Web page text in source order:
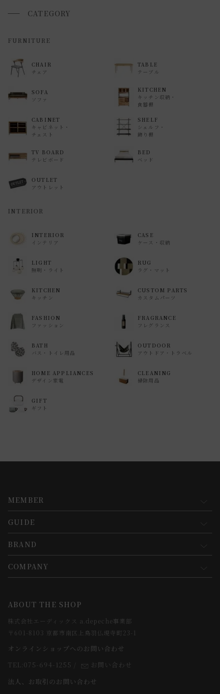
いませ 。
返品・交換について
ご覧ください。
CATEGORY
FURNITURE
CHAIR
チェア
TABLE
テーブル
SOFA
ソファ
KITCHEN
キッチン収納・
食器棚
CABINET
キャビネット・
チェスト
SHELF
シェルフ・
飾り棚
TV BOARD
テレビボード
BED
ベッド
OUTLET
アウトレット
INTERIOR
INTERIOR
インテリア
CASE
ケース・収納
LIGHT
照明・ライト
RUG
ラグ・マット
KITCHEN
キッチン
CUSTOM PARTS
カスタムパーツ
FASHION
ファッション
FRAGRANCE
フレグランス
BATH
バス・トイレ用品
OUTDOOR
アウトドア・トラベル
HOME APPLIANCES
デザイン家電
CLEANING
掃除用品
GIFT
ギフト
MEMBER
マイページ
新規会員登録
会員規約について
GUIDE
お買い物ガイド
会員登録について
お支払方法について
お届けについて
よくあるご質問
BRAND
コンセプト
webカタログ
COMPANY
求人情報
法人のお客様
スタッフ
ABOUT THE SHOP
株式会社エーディックス a.depeche事業部
〒601-8103 京都市南区上鳥羽仏現寺町23-1
オンラインショップへのお問い合わせ
TEL:075-694-1255
お問い合わせ
法人、お取引のお問い合わせ